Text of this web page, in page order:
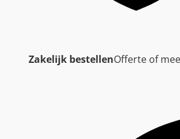
Zakelijk bestellenOfferte of